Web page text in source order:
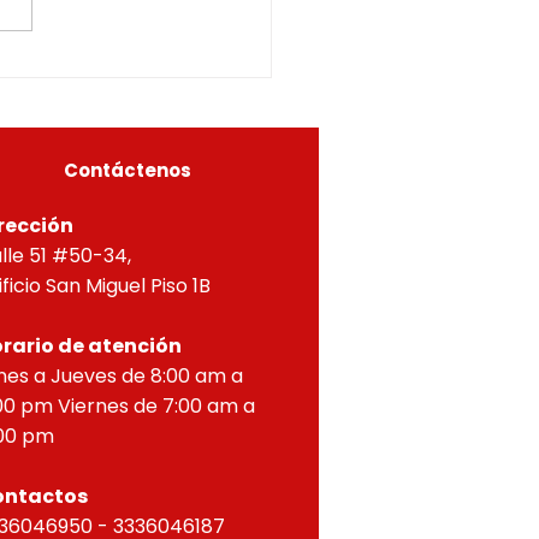
0296OF- 309
concordantes, hace
que según ra
Contáctenos
51 #50-34,
San Miguel Piso 1B
de atención
a Jueves de 8:00 am a
pm Viernes de 7:00 am a
pm
- 3336046187